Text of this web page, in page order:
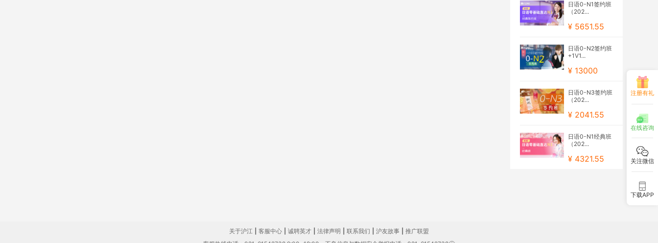
日语0-N1签约班
（202...
¥ 5651.55
日语0-N2签约班
+1V1...
¥ 13000
日语0-N3签约班
（202...
¥ 2041.55
日语0-N1经典班
（202...
¥ 4321.55
注册有礼
在线咨询
关注微信
下载APP
关于沪江 客服中心 诚聘英才 法律声明 联系我们 沪友故事
推广联盟